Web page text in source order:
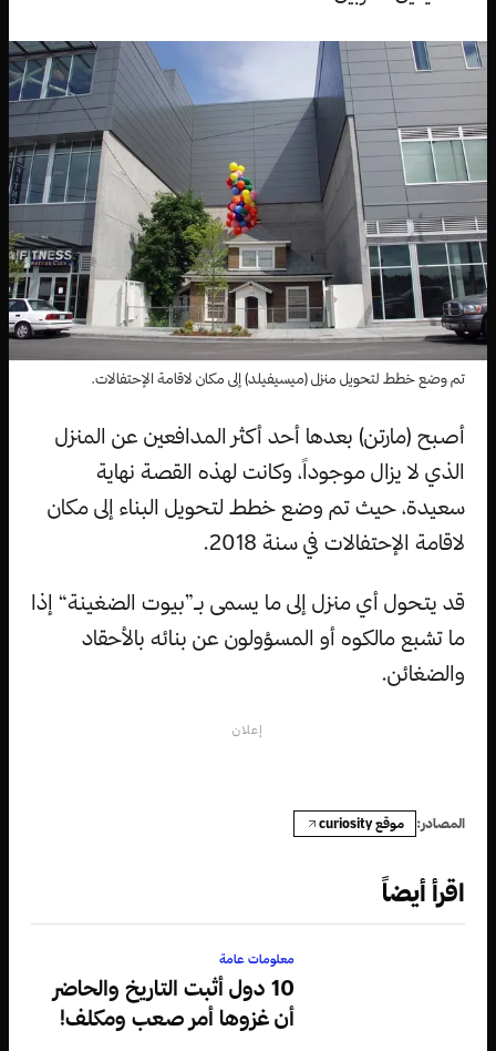
تم وضع خطط لتحويل منزل (ميسيفيلد) إلى مكان لاقامة الإحتفالات.
أصبح (مارتن) بعدها أحد أكثر المدافعين عن المنزل
الذي لا يزال موجوداً، وكانت لهذه القصة نهاية
سعيدة، حيث تم وضع خطط لتحويل البناء إلى مكان
لاقامة الإحتفالات في سنة 2018.
قد يتحول أي منزل إلى ما يسمى بـ”بيوت الضغينة“ إذا
ما تشبع مالكوه أو المسؤولون عن بنائه بالأحقاد
والضغائن.
إعلان
المصادر: موقع curiosity
اقرأ أيضاً
معلومات عامة
10 دول أثبت التاريخ والحاضر
أن غزوها أمر صعب ومكلف!